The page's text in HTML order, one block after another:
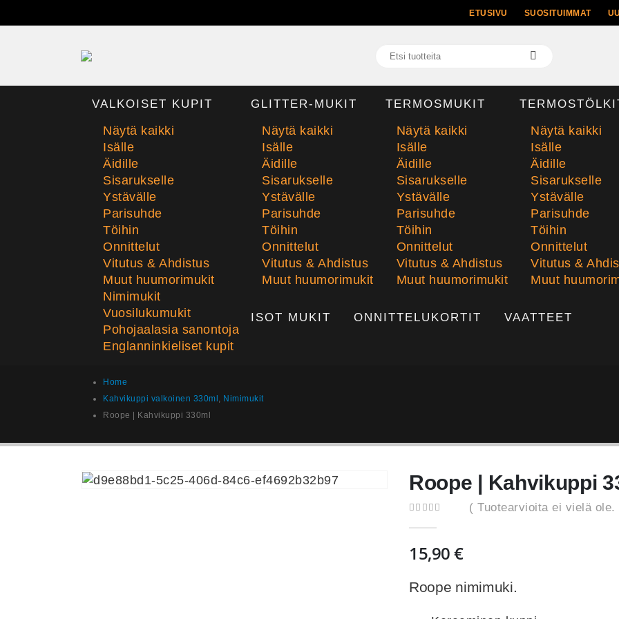
ETUSIVU SUOSITUIMMAT
VALKOISET KUPIT
Näytä kaikki
Isälle
Äidille
Sisarukselle
Ystävälle
Parisuhde
Töihin
Onnittelut
Vitutus & Ahdistus
Muut huumorimukit
Nimimukit
Vuosilukumukit
Pohojaalasia sanontoja
Englanninkieliset kupit
GLITTER-MUKIT
Näytä kaikki
Isälle
Äidille
Sisarukselle
Ystävälle
Parisuhde
Töihin
Onnittelut
Vitutus & Ahdistus
Muut huumorimukit
TERMOSMUKIT
Näytä kaikki
Isälle
Äidille
Sisarukselle
Ystävälle
Parisuhde
Töihin
Onnittelut
Vitutus & Ahdistus
Muut huumorimukit
Näytä kaikki
Isälle
Äidille
Sisarukselle
Ystävälle
Parisuhde
Töihin
Onnittelut
Vitutus &
Muut
ISOT MUKIT ONNITTELUKORTIT VAATTEET
Home
Kahvikuppi valkoinen 330ml , Nimimukit
Roope | Kahvikuppi 330ml
Roope | Kahvikuppi
( Tuotearvioita ei vielä ole.
15,90€
Roope nimimuki.